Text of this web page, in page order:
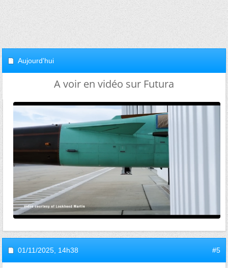
Aujourd'hui
A voir en vidéo sur Futura
01/11/2025, 14h38 #5